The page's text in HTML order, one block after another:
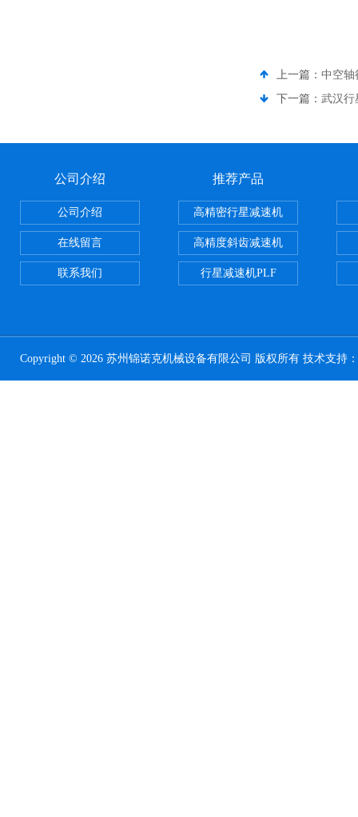
上一篇： 中空轴
下一篇： 武汉行
公司介绍
公司介绍
在线留言
联系我们
推荐产品
高精密行星减速机
高精度斜齿减速机
行星减速机PLF
Copyright © 2026 苏州锦诺克机械设备有限公司 版权所有 技术支持：